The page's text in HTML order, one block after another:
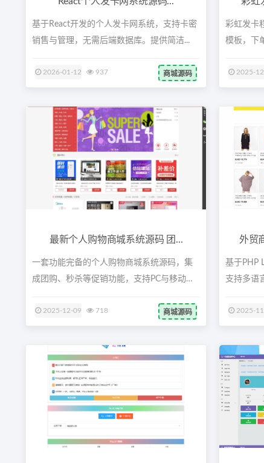
基于React开发的个人发卡网系统，支持卡密
销售与管理，无需后端数据库。提供简洁...
2026-01-12 937 商城源码
彩虹发卡
模板，下
2025-
最新个人购物商城系统源码 团...
一套功能完备的个人购物商城系统源码，集
成团购、秒杀等促销功能，支持PC与移动
2025-12-09 718 商城源码
外贸
基于PHP
支持多语
2025-